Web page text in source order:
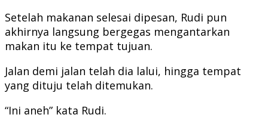
Setelah makanan selesai dipesan, Rudi pun
akhirnya langsung bergegas mengantarkan
makan itu ke tempat tujuan.
Jalan demi jalan telah dia lalui, hingga tempat
yang dituju telah ditemukan.
“Ini aneh” kata Rudi.